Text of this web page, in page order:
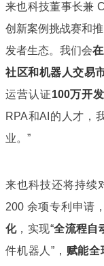
来也科技董事长兼
创新案例挑战赛和
发者生态。我们会
社区和机器人交易
运营认证100万开
RPA和AI的人才，
业。”
来也科技还将持续
200 余项专利申请
化，实现“全流程自
件机器人” ， 赋能全